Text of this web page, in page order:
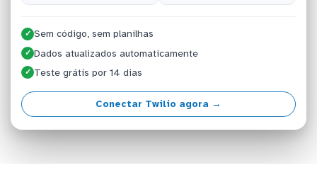
✓ Sem código, sem planilhas
✓ Dados atualizados automaticamente
✓ Teste grátis por 14 dias
Conectar Twilio agora →